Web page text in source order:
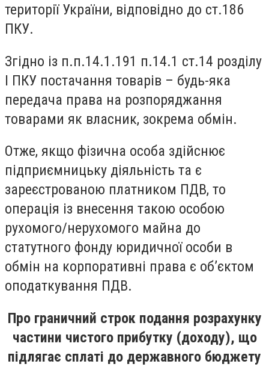
території України, відповідно до ст.186
ПКУ.
Згідно із п.п.14.1.191 п.14.1 ст.14 розділу
І ПКУ постачання товарів – будь-яка
передача права на розпоряджання
товарами як власник, зокрема обмін.
Отже, якщо фізична особа здійснює
підприємницьку діяльність та є
зареєстрованою платником ПДВ, то
операція із внесення такою особою
рухомого/нерухомого майна до
статутного фонду юридичної особи в
обмін на корпоративні права є об’єктом
оподаткування ПДВ.
Про граничний строк подання розрахунку
частини чистого прибутку (доходу), що
підлягає сплаті до державного бюджету